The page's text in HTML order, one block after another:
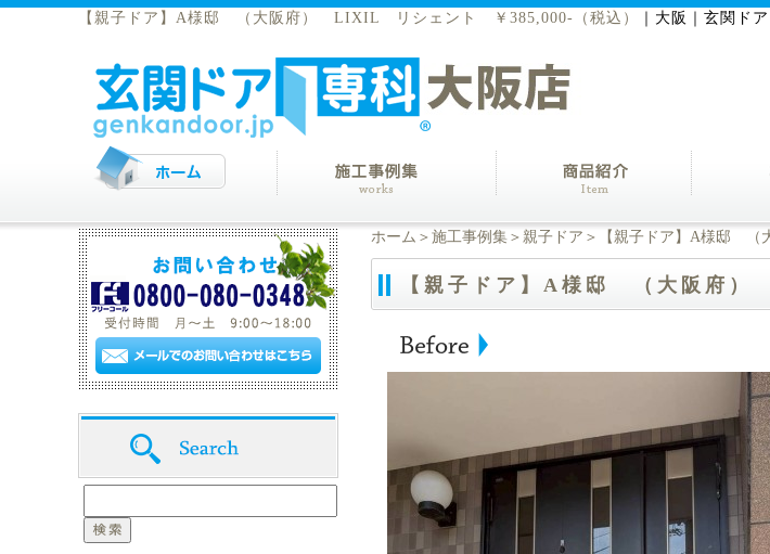
【親子ドア】A様邸 （大阪府） LIXIL リシェント ￥385,000-（税込） 大阪｜玄関ド
ホーム ＞ 施工事例集 ＞ 親子ドア ＞【親子ドア】A様邸
【親子ドア】A様邸 （大阪府